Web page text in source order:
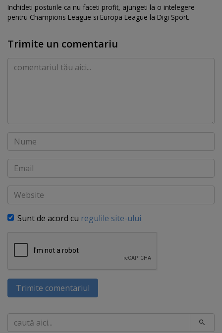
Inchideti posturile ca nu faceti profit, ajungeti la o intelegere
pentru Champions League si Europa League la Digi Sport.
Trimite un comentariu
Comentariu
Nume
Email
Website
Sunt de acord cu regulile site-ului
Trimite comentariul
Caută